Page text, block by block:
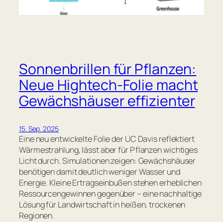
Sonnenbrillen für Pflanzen:
Neue Hightech-Folie macht
Gewächshäuser effizienter
15. Sep. 2025
Eine neu entwickelte Folie der UC Davis reflektiert
Wärmestrahlung, lässt aber für Pflanzen wichtiges
Licht durch. Simulationen zeigen: Gewächshäuser
benötigen damit deutlich weniger Wasser und
Energie. Kleine Ertragseinbußen stehen erheblichen
Ressourcengewinnen gegenüber – eine nachhaltige
Lösung für Landwirtschaft in heißen, trockenen
Regionen.